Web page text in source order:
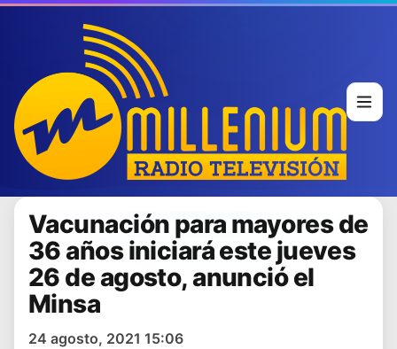
Vacunación para mayores de
36 años iniciará este jueves
26 de agosto, anunció el
Minsa
24 agosto, 2021 15:06